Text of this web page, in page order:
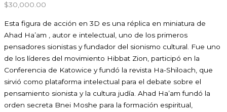
$30,000.00
Esta figura de acción en 3D es una réplica en miniatura de
Ahad Ha’am , autor e intelectual, uno de los primeros
pensadores sionistas y fundador del sionismo cultural. Fue uno
de los líderes del movimiento Hibbat Zion, participó en la
Conferencia de Katowice y fundó la revista Ha-Shiloach, que
sirvió como plataforma intelectual para el debate sobre el
pensamiento sionista y la cultura judía. Ahad Ha’am fundó la
orden secreta Bnei Moshe para la formación espiritual,